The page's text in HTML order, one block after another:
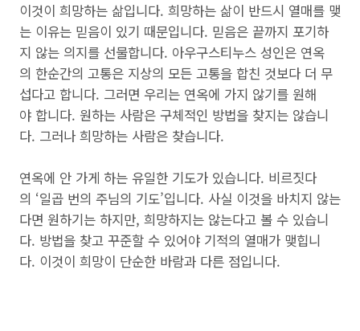
이것이 희망하는 삶입니다. 희망하는 삶이 반드시 열매를 맺
는 이유는 믿음이 있기 때문입니다. 믿음은 끝까지 포기하
지 않는 의지를 선물합니다. 아우구스티누스 성인은 연옥
의 한순간의 고통은 지상의 모든 고통을 합친 것보다 더 무
섭다고 합니다. 그러면 우리는 연옥에 가지 않기를 원해
야 합니다. 원하는 사람은 구체적인 방법을 찾지는 않습니
다. 그러나 희망하는 사람은 찾습니다.
연옥에 안 가게 하는 유일한 기도가 있습니다. 비르짓다
의 ‘일곱 번의 주님의 기도’입니다. 사실 이것을 바치지 않는
다면 원하기는 하지만, 희망하지는 않는다고 볼 수 있습니
다. 방법을 찾고 꾸준할 수 있어야 기적의 열매가 맺힙니
다. 이것이 희망이 단순한 바람과 다른 점입니다.